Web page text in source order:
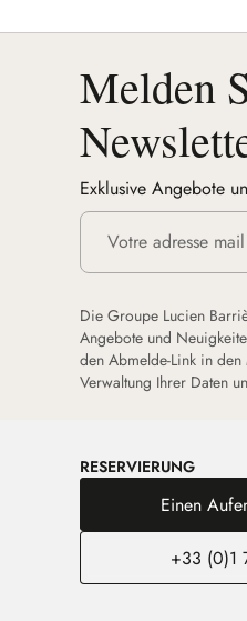
Melden
Exklusive Angebote
Die Groupe Lucien
Angebote und
den Abmelde-Link in
Verwaltung Ihrer Daten
RESERVIERUNG
Einen
+33 (0)1